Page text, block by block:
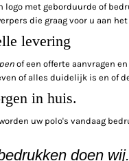
logo met geborduurde of
die graag voor u aan
levering
of een offerte aanvragen
of alles duidelijk is en of
in huis.
uw polo's vandaag
doen